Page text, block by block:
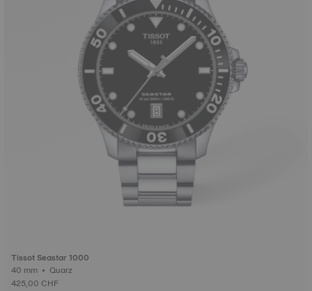
Tissot Seastar 1000
40 mm • Quarz
425,00 CHF